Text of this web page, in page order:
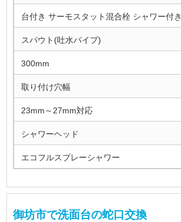
台付き サーモスタット混合栓 シャワー付き
スパウト(吐水パイプ)
300mm
取り付け穴幅
23mm～27mm対応
シャワーヘッド
エコフルスプレーシャワー
御坊市で洗面台の蛇口交換